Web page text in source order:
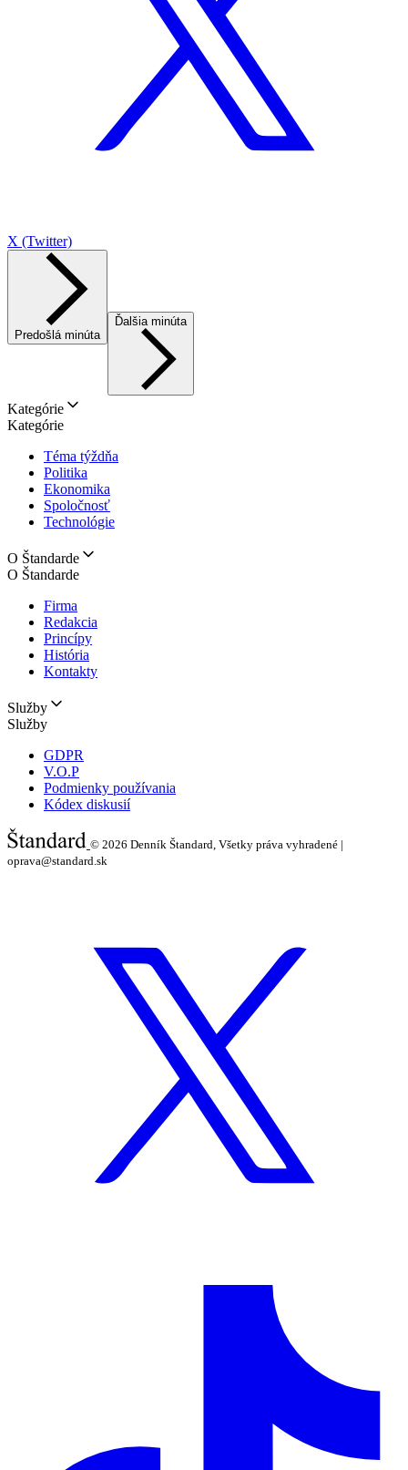
X (Twitter)
Predošlá minúta
Ďalšia minúta
Kategórie
Kategórie
Téma týždňa
Politika
Ekonomika
Spoločnosť
Technológie
O Štandarde
O Štandarde
Firma
Redakcia
Princípy
História
Kontakty
Služby
Služby
GDPR
V.O.P
Podmienky používania
Kódex diskusií
© 2026 Denník Štandard, Všetky práva vyhradené |
oprava@standard.sk